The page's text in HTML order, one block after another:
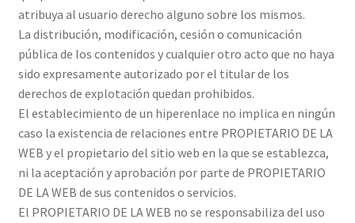
atribuya al usuario derecho alguno sobre los mismos.
La distribución, modificación, cesión o comunicación
pública de los contenidos y cualquier otro acto que no haya
sido expresamente autorizado por el titular de los
derechos de explotación quedan prohibidos.
El establecimiento de un hiperenlace no implica en ningún
caso la existencia de relaciones entre PROPIETARIO DE LA
WEB y el propietario del sitio web en la que se establezca,
ni la aceptación y aprobación por parte de PROPIETARIO
DE LA WEB de sus contenidos o servicios.
El PROPIETARIO DE LA WEB no se responsabiliza del uso